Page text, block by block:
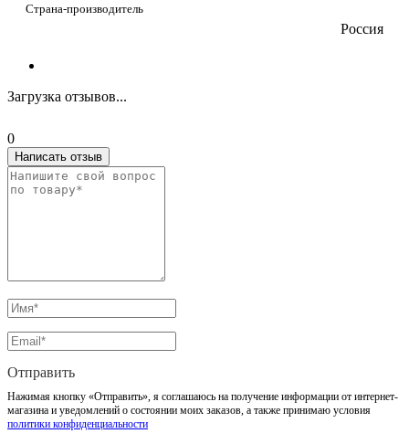
Страна-производитель
Россия
Загрузка отзывов...
0
Написать отзыв
Отправить
Нажимая кнопку «Отправить», я соглашаюсь на получение информации от интернет-
магазина и уведомлений о состоянии моих заказов, а также принимаю условия
политики конфиденциальности